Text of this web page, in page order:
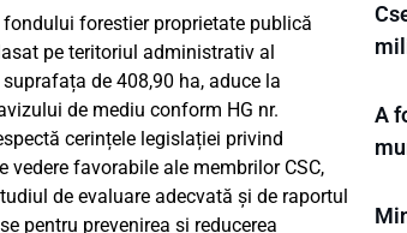
forestier proprietate publică
pe teritoriul administrativ al
de 408,90 ha, aduce la
de mediu conform HG nr.
cerințele legislației privind
favorabile ale membrilor CSC,
de evaluare adecvată și de raportul
pentru prevenirea și reducerea
A